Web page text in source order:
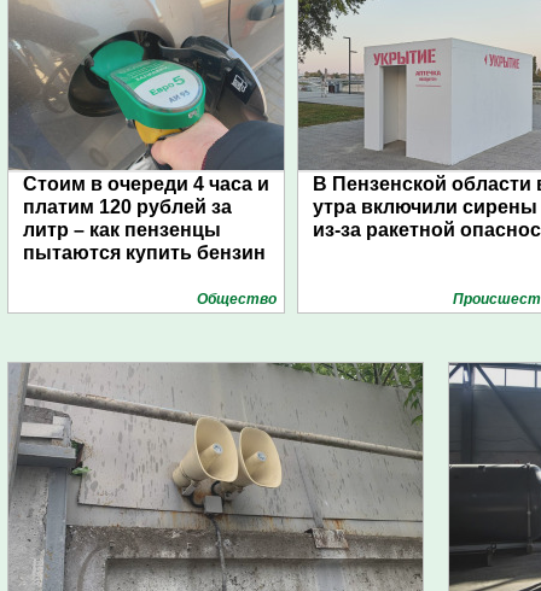
Стоим в очереди 4 часа и
платим 120 рублей за
литр – как пензенцы
пытаются купить бензин
Общество
В Пензенской области
утра включили сирены
из-за ракетной